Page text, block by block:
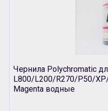
Чернила Polychromatic
L800/L200/R270/P50/
Magenta водные